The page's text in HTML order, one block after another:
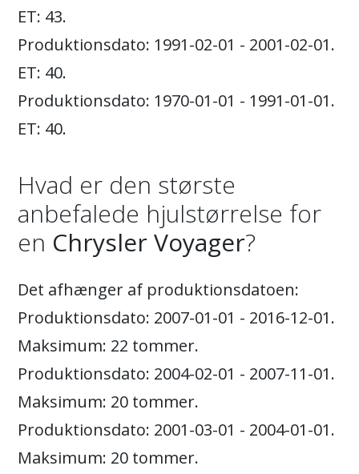
ET: 43.
Produktionsdato: 1991-02-01 - 2001-02-01.
ET: 40.
Produktionsdato: 1970-01-01 - 1991-01-01.
ET: 40.
Hvad er den største
anbefalede hjulstørrelse for
en Chrysler Voyager?
Det afhænger af produktionsdatoen:
Produktionsdato: 2007-01-01 - 2016-12-01.
Maksimum: 22 tommer.
Produktionsdato: 2004-02-01 - 2007-11-01.
Maksimum: 20 tommer.
Produktionsdato: 2001-03-01 - 2004-01-01.
Maksimum: 20 tommer.